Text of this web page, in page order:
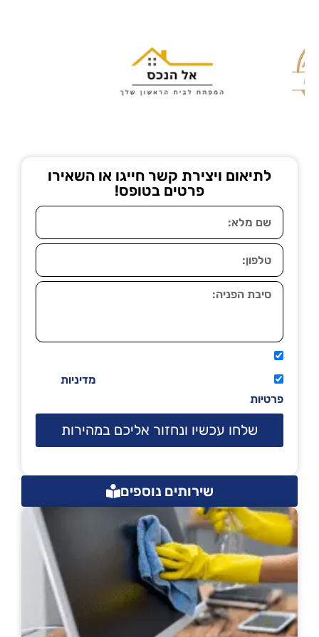
לתיאום ויצירת קשר חייגו או השאירו
פרטים בטופס!
מדיניות
פרטיות
שלחו עכשיו ונחזור אליכם במהירות
שירותים נוספים